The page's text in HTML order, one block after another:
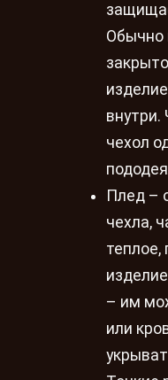
Обычно
чехол
Плед –
чехла,
теплое,
– им
или